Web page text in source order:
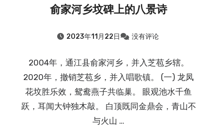
俞家河乡坟碑上的八景诗
2023年11月22日 没有评论
2004年，通江县俞家河乡，并入芝苞乡辖。
2020年，撤销芝苞乡，并入唱歌镇。 (一) 龙凤
花坟胜乐效，鸳鸯燕子共临巢。 眼观池水千鱼
跃，耳闻大钟独木敲。 白顶既同金鼎会，青山不
与火山 …